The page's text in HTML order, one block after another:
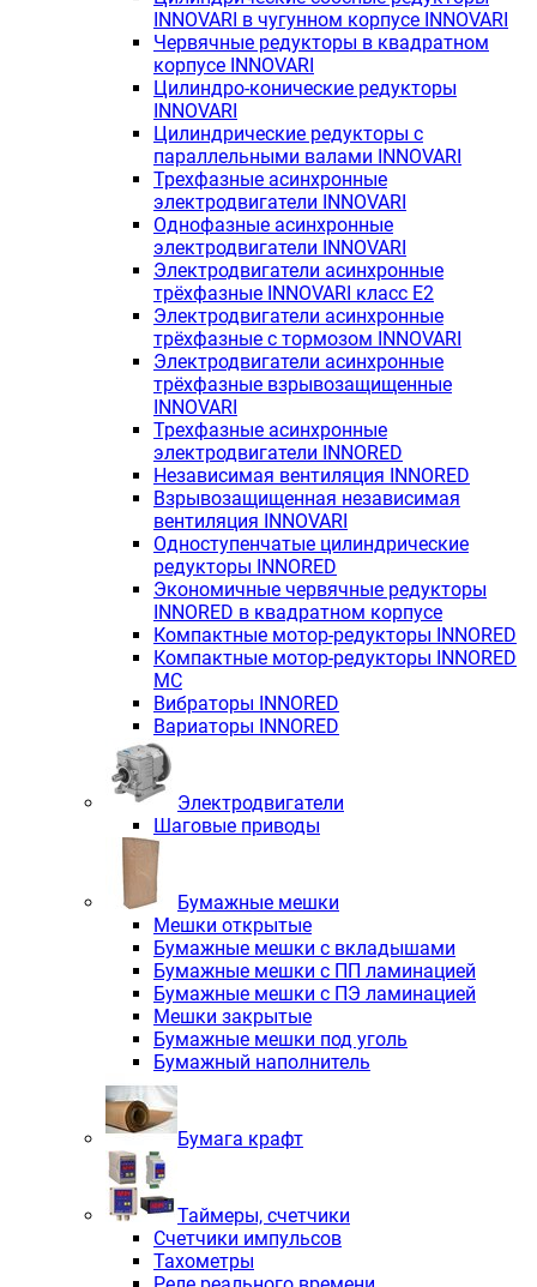
INNOVARI в чугунном корпусе INNOVARI
Червячные редукторы в квадратном
корпусе INNOVARI
Цилиндро-конические редукторы
INNOVARI
Цилиндрические редукторы с
параллельными валами INNOVARI
Трехфазные асинхронные
электродвигатели INNOVARI
Однофазные асинхронные
электродвигатели INNOVARI
Электродвигатели асинхронные
трёхфазные INNOVARI класс E2
Электродвигатели асинхронные
трёхфазные с тормозом INNOVARI
Электродвигатели асинхронные
трёхфазные взрывозащищенные
INNOVARI
Трехфазные асинхронные
электродвигатели INNORED
Независимая вентиляция INNORED
Взрывозащищенная независимая
вентиляция INNOVARI
Одноступенчатые цилиндрические
редукторы INNORED
Экономичные червячные редукторы
INNORED в квадратном корпусе
Компактные мотор-редукторы INNORED
Компактные мотор-редукторы INNORED
MC
Вибраторы INNORED
Вариаторы INNORED
Электродвигатели
Шаговые приводы
Бумажные мешки
Мешки открытые
Бумажные мешки с вкладышами
Бумажные мешки с ПП ламинацией
Бумажные мешки с ПЭ ламинацией
Мешки закрытые
Бумажные мешки под уголь
Бумажный наполнитель
Бумага крафт
Таймеры, счетчики
Счетчики импульсов
Тахометры